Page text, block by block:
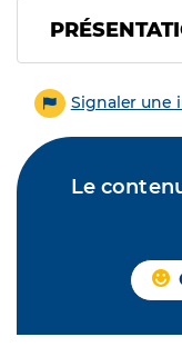
Signaler une
Le